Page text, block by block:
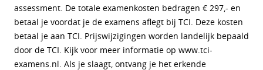
assessment. De totale examenkosten bedragen € 297,- en
betaal je voordat je de examens aflegt bij TCI. Deze kosten
betaal je aan TCI. Prijswijzigingen worden landelijk bepaald
door de TCI. Kijk voor meer informatie op www.tci-
examens.nl. Als je slaagt, ontvang je het erkende